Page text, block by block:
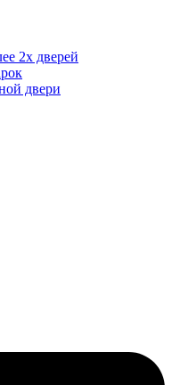
2х дверей
двери